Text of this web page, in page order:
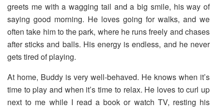
greets me with a wagging tail and a big smile, his way of
saying good morning. He loves going for walks, and we
often take him to the park, where he runs freely and chases
after sticks and balls. His energy is endless, and he never
gets tired of playing.
At home, Buddy is very well-behaved. He knows when it’s
time to play and when it’s time to relax. He loves to curl up
next to me while I read a book or watch TV, resting his